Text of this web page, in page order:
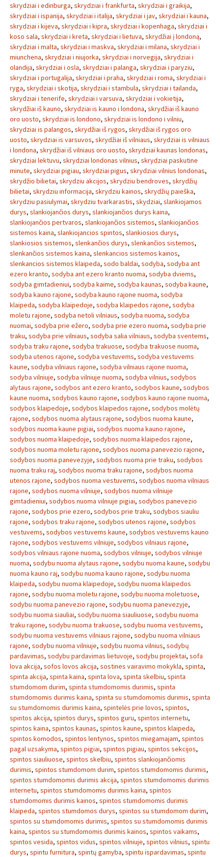
skrydziai i edinburga, skrydziai i frankfurta, skrydziai i graikija,
skrydziai i ispanija, skrydziai i italija, skrydziai i jav, skrydziai i kauna,
skrydziai i kijeva, skrydziai i kipra, skrydziai i kopenhaga, skrydziai i
koso sala, skrydziai i kreta, skrydziai i lietuva, skrydžiai į londoną,
skrydziai i malta, skrydziai i maskva, skrydziai i milana, skrydziai i
miunchena, skrydziai i niujorka, skrydziai i norvegija, skrydziai i
olandija, skrydziai i osla, skrydziai i palanga, skrydziai i paryziu,
skrydziai i portugalija, skrydziai i praha, skrydziai i roma, skrydziai i
ryga, skrydziai i skotija, skrydziai i stambula, skrydziai i tailanda,
skrydziai i tenerife, skrydziai i varsuva, skrydziai i vokietija,
skrydžiai iš kauno, skrydziai is kauno i londona, skrydžiai iš kauno
oro uosto, skrydziai is londono, skrydziai is londono i vilniu,
skrydziai is palangos, skrydžiai iš rygos, skrydžiai iš rygos oro
uosto, skrydziai is varsuvos, skrydžiai iš vilniaus, skrydziai is vilniaus
i londona, skrydžiai iš vilniaus oro uosto, skrydziai kaunas londonas,
skrydziai lektuvu, skrydziai londonas vilnius, skrydziai paskutine
minute, skrydziai pigiau, skrydziai pigus, skrydziai vilnius londonas,
skrydžio bilietai, skrydziu akcijos, skrydziu bendroves, skrydžių
bilietai, skrydziu informacija, skrydziu kainos, skrydžių paieška,
skrydziu pasiulymai, skrydziu tvarkarastis, skydziai, slankiojamos
durys, slankiojančios durys, slankiojančios durys kaina,
slankiojančios pertvaros, slankiojančios sistemos, slankiojančios
sistemos kaina, slankiojancios spintos, slankiosios durys,
slankiosios sistemos, slenkančios durys, slenkančios sistemos,
slenkančios sistemos kaina, slenkancios sistemos kainos,
slenkancios sistemos klaipeda, sodo baldai, sodyba, sodyba ant
ezero kranto, sodyba ant ezero kranto nuoma, sodyba dviems,
sodyba gimtadieniui, sodyba kaime, sodyba kaunas, sodyba kaune,
sodyba kauno rajone, sodyba kauno rajone nuoma, sodyba
klaipeda, sodyba klaipedoje, sodyba klaipedos rajone, sodyba
moletu rajone, sodyba netoli vilniaus, sodyba nuoma, sodyba
nuomai, sodyba prie ežero, sodyba prie ezero nuoma, sodyba prie
traku, sodyba prie vilniaus, sodyba salia vilniaus, sodyba sventems,
sodyba traku rajone, sodyba trakuose, sodyba trakuose nuoma,
sodyba utenos rajone, sodyba vestuvems, sodyba vestuvems
kaune, sodyba vilniaus rajone, sodyba vilniaus rajone nuoma,
sodyba vilniuje, sodyba vilniuje nuoma, sodyba vilnius, sodybos
alytaus rajone, sodybos ant ezero kranto, sodybos kaune, sodybos
kaune nuoma, sodybos kauno rajone, sodybos kauno rajone nuoma,
sodybos klaipedoje, sodybos klaipedos rajone, sodybos molėtų
rajone, sodybos nuoma alytaus rajone, sodybos nuoma kaune,
sodybos nuoma kaune pigiai, sodybos nuoma kauno rajone,
sodybos nuoma klaipedoje, sodybos nuoma klaipedos rajone,
sodybos nuoma moletu rajone, sodybos nuoma panevezio rajone,
sodybos nuoma panevezyje, sodybos nuoma prie traku, sodybos
nuoma traku raj, sodybos nuoma traku rajone, sodybos nuoma
utenos rajone, sodybos nuoma vestuvems, sodybos nuoma vilniaus
rajone, sodybos nuoma vilniuje, sodybos nuoma vilniuje
gimtadieniui, sodybos nuoma vilniuje pigiai, sodybos panevezio
rajone, sodybos prie ezero, sodybos prie traku, sodybos siauliu
rajone, sodybos traku rajone, sodybos utenos rajone, sodybos
vestuvems, sodybos vestuvems kaune, sodybos vestuvems kauno
rajone, sodybos vestuvems vilniuje, sodybos vilniaus rajone,
sodybos vilniaus rajone nuoma, sodybos vilniuje, sodybos vilniuje
nuoma, sodybu nuoma alytaus rajone, sodybu nuoma kaune, sodybu
nuoma kauno raj, sodybu nuoma kauno rajone, sodybu nuoma
klaipeda, sodybu nuoma klaipedoje, sodybu nuoma klaipedos
rajone, sodybu nuoma moletu rajone, sodybu nuoma moletuose,
sodybu nuoma panevezio rajone, sodybu nuoma panevezyje,
sodybu nuoma siauliai, sodybu nuoma siauliuose, sodybu nuoma
traku rajone, sodybu nuoma trakuose, sodybu nuoma vestuvems,
sodybu nuoma vestuvems vilniaus rajone, sodybu nuoma vilniaus
rajone, sodybu nuoma vilniuje, sodybu nuoma vilnius, sodybų
pardavimas, sodybu pardavimas lietuvoje, sodybu projektai, sofa
lova akcija, sofos lovos akcija, sostines vairavimo mokykla, spinta,
spinta akcija, spinta kaina, spinta lova, spinta skelbiu, spinta
stumdomom durim, spinta stumdomomis durimis, spinta
stumdomomis durimis kaina, spinta su stumdomomis durimis, spinta
su stumdomomis durimis kaina, spintelės prie lovos, spintos,
spintos akcija, spintos durys, spintos guru, spintos internetu,
spintos kaina, spintos kaunas, spintos kaune, spintos klaipeda,
spintos komodos, spintos lentynos, spintos miegamajam, spintos
pagal uzsakyma, spintos pigiai, spintos pigiau, spintos sekcijos,
spintos siauliuose, spintos skelbiu, spintos slankiojančiomis
durimis, spintos stumdomom durim, spintos stumdomomis durimis,
spintos stumdomomis durimis akcija, spintos stumdomomis durimis
internetu, spintos stumdomomis durimis kaina, spintos
stumdomomis durimis kainos, spintos stumdomomis durimis
klaipeda, spintos stumdomos durys, spintos su stumdomom durim,
spintos su stumdomomis durimis, spintos su stumdomomis durimis
kaina, spintos su stumdomomis durimis kainos, spintos vaikams,
spintos vesida, spintos vidus, spintos vilniuje, spintos vilnius, spintu
durys, spintu furnitura, spintų gamyba, spintu ispardavimas, spintu